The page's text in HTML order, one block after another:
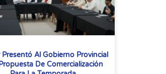
Presentó Al Gobierno Provincial
De Comercialización